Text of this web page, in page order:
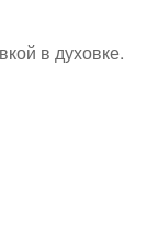
в духовке.